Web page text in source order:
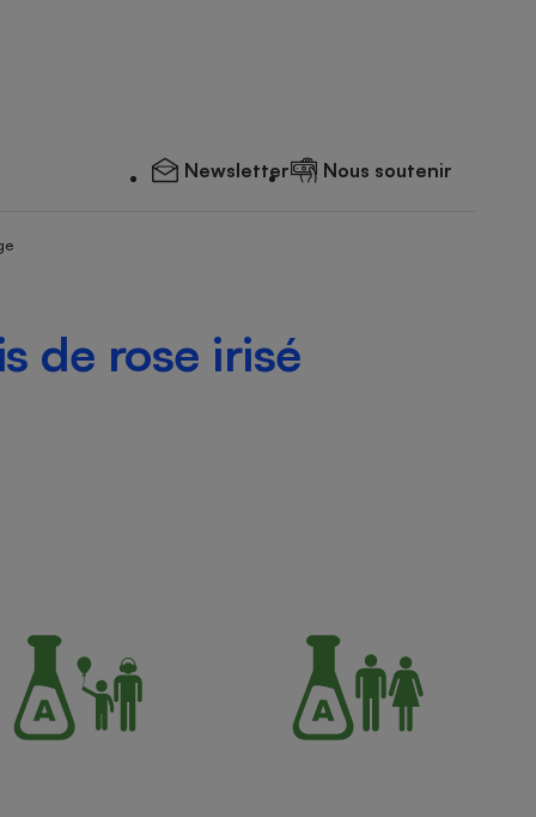
Newsletter Nous soutenir
de rose irisé